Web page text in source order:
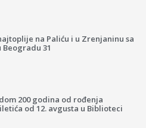
na Paliću i u Zrenjaninu sa
Beogradu 31
200 godina od rođenja
od 12. avgusta u Biblioteci